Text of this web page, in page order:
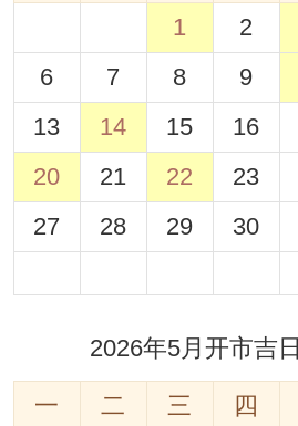
1
2
6
7 8 9
13
14 15 16
20
21 22 23
27
28 29 30
2026年5月开市吉日
一 二 三 四